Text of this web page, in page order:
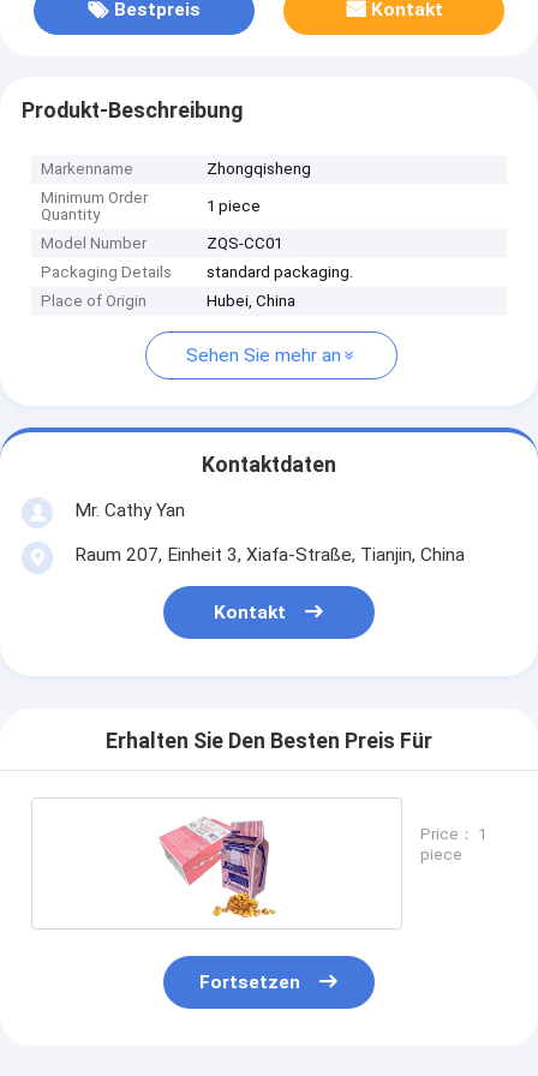
Bestpreis Kontakt
Produkt-Beschreibung
Markenname
Zhongqisheng
Minimum Order
Quantity
1 piece
Model Number
ZQS-CC01
Packaging Details
standard packaging.
Place of Origin
Hubei, China
Sehen Sie mehr an
Kontaktdaten
Mr. Cathy Yan
Raum 207, Einheit 3, Xiafa-Straße, Tianjin, China
Kontakt
Erhalten Sie Den Besten Preis Für
Price： 1
piece
Fortsetzen